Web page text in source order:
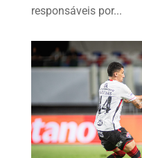
responsáveis por...